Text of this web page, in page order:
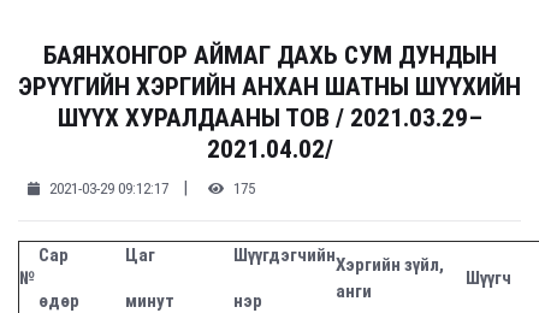
БАЯНХОНГОР АЙМАГ ДАХЬ СУМ ДУНДЫН
ЭРҮҮГИЙН ХЭРГИЙН АНХАН ШАТНЫ ШҮҮХИЙН
ШҮҮХ ХУРАЛДААНЫ ТОВ / 2021.03.29–
2021.04.02/
2021-03-29 09:12:17 | 175
№
Сар
өдөр
Цаг
минут
Шүүгдэгчийн
нэр
Хэргийн зүйл,
анги
Шүүгч